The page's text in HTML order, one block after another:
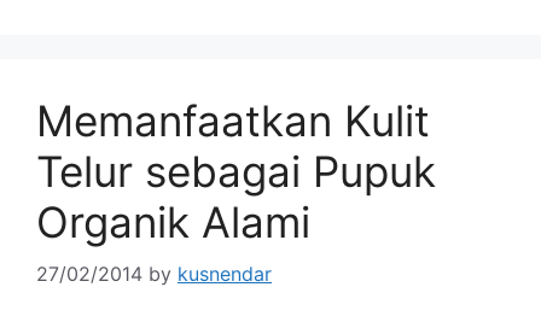
Memanfaatkan Kulit
Telur sebagai Pupuk
Organik Alami
27/02/2014 by kusnendar